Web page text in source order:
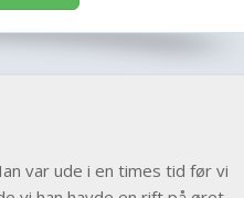
var ude i en times tid før vi